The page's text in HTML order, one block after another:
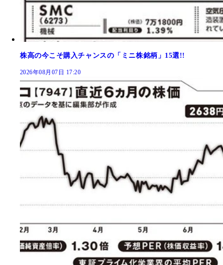
株高の今こそ購入チャンスの「ミニ株銘柄」15選!!
2026年08月07日 17:20